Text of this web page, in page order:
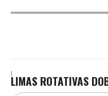
|
LIMAS ROTATIVAS